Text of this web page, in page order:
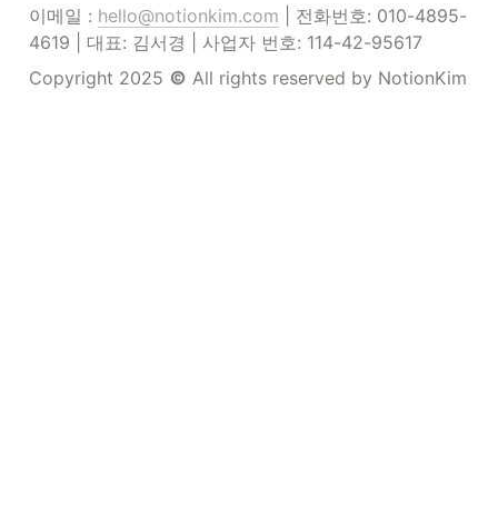
이메일 : hello@notionkim.com | 전화번호: 010-4895-
4619 | 대표: 김서경 | 사업자 번호: 114-42-95617
Copyright 2025
All rights reserved by NotionKim